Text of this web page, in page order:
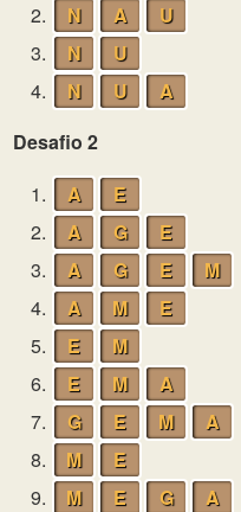
2.
N A
U
3.
N
U
4.
N U
A
Desafio 2
1.
A
E
2.
A G
E
3.
A G E
M
4.
A M
E
5.
E
M
6.
E M
A
7.
G E M
A
8.
M
E
9.
M E G
A